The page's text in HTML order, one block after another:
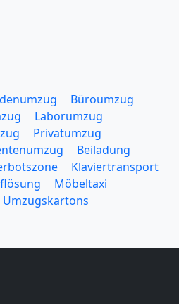
Büroumzug
Laborumzug
Privatumzug
Beiladung
Klaviertransport
Möbeltaxi
Umzugskartons